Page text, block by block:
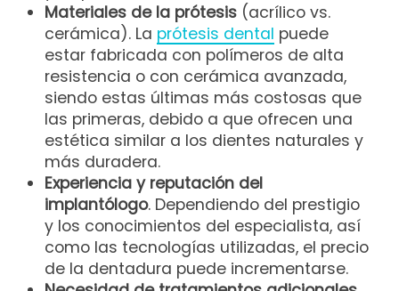
Materiales de la prótesis (acrílico vs.
cerámica). La prótesis dental puede
estar fabricada con polímeros de alta
resistencia o con cerámica avanzada,
siendo estas últimas más costosas que
las primeras, debido a que ofrecen una
estética similar a los dientes naturales y
más duradera.
Experiencia y reputación del
implantólogo. Dependiendo del prestigio
y los conocimientos del especialista, así
como las tecnologías utilizadas, el precio
de la dentadura puede incrementarse.